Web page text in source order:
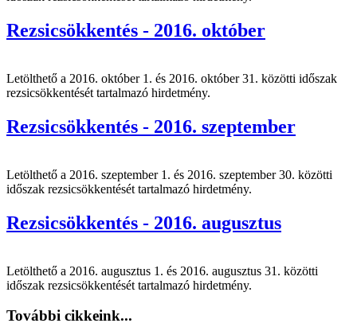
Rezsicsökkentés - 2016. október
Letölthető a 2016. október 1. és 2016. október 31. közötti időszak
rezsicsökkentését tartalmazó hirdetmény.
Rezsicsökkentés - 2016. szeptember
Letölthető a 2016. szeptember 1. és 2016. szeptember 30. közötti
időszak rezsicsökkentését tartalmazó hirdetmény.
Rezsicsökkentés - 2016. augusztus
Letölthető a 2016. augusztus 1. és 2016. augusztus 31. közötti
időszak rezsicsökkentését tartalmazó hirdetmény.
További cikkeink...